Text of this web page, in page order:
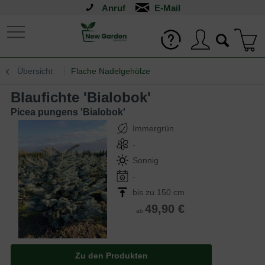
Anruf
Übersicht Flache Nadelgehölze
Blaufichte 'Bialobok'
Picea pungens 'Bialobok'
Immergrün
-
Sonnig
-
bis zu 150 cm
ab 49,90 €
Zu den Produkten